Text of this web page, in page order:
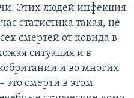
Этих людей инфекция
статистика такая, не
смертей от ковида в
ситуация и в
и во многих
это смерти в этом